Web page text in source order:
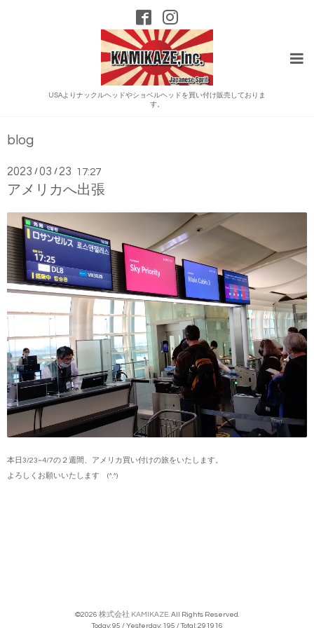
USAよりナックルヘッドやショベルヘッドを買い付け販売しておりま
す。
blog
2023 /03 / 23 17:27
アメリカへ出張
本日3/23~4/7の２週間、アメリカ買い付けの旅をいたします。
よろしくお願いいたします (^.^)
©2026 株式会社 KAMIKAZE . All Rights Reserved.
Today:95 / Yesterday: 195 / Total:291916